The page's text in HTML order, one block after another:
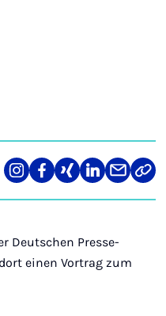
Teilen
auf
Teilen
auf
Teilen
auf
Teilen
auf
Teilen
über
Link
Deutschen Presse-
einen Vortrag zum